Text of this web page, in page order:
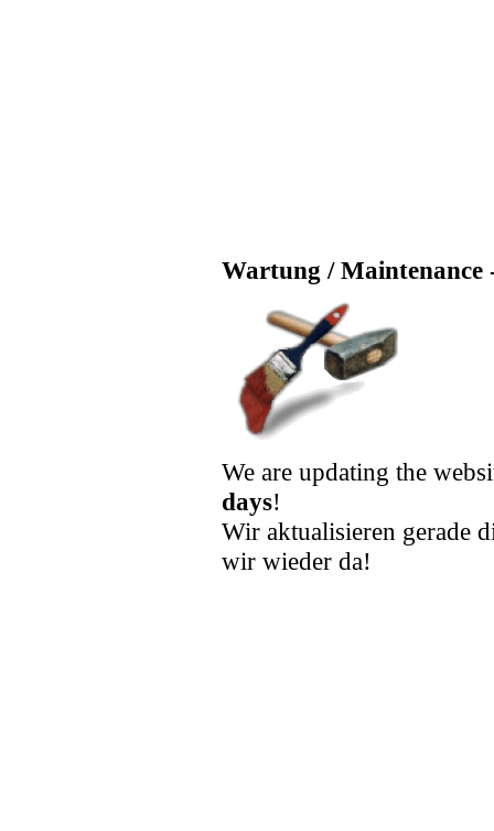
Wartung / Maintenance
We are updating the
days!
Wir aktualisieren gerade
wir wieder da!